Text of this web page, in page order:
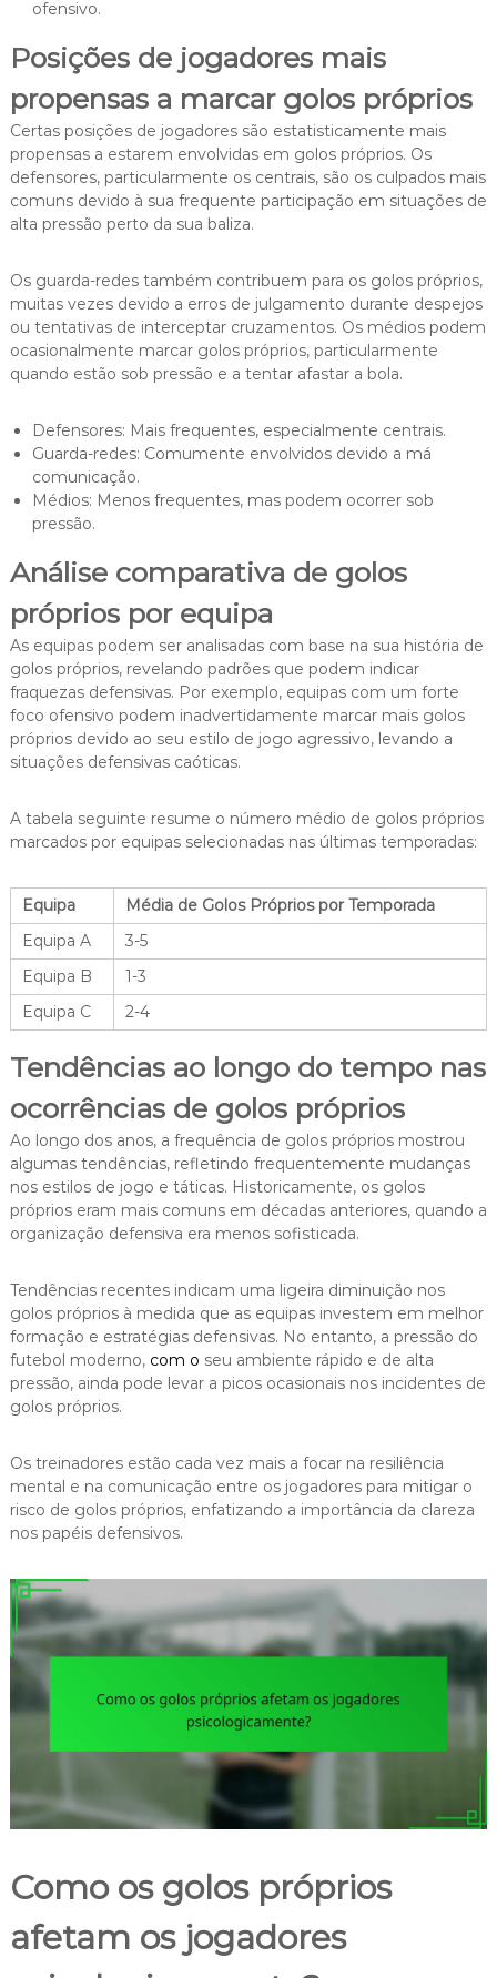
ofensivo.
Posições de jogadores mais
propensas a marcar golos próprios
Certas posições de jogadores são estatisticamente mais
propensas a estarem envolvidas em golos próprios. Os
defensores, particularmente os centrais, são os culpados mais
comuns devido à sua frequente participação em situações de
alta pressão perto da sua baliza.
Os guarda-redes também contribuem para os golos próprios,
muitas vezes devido a erros de julgamento durante despejos
ou tentativas de interceptar cruzamentos. Os médios podem
ocasionalmente marcar golos próprios, particularmente
quando estão sob pressão e a tentar afastar a bola.
Defensores: Mais frequentes, especialmente centrais.
Guarda-redes: Comumente envolvidos devido a má
comunicação.
Médios: Menos frequentes, mas podem ocorrer sob
pressão.
Análise comparativa de golos
próprios por equipa
As equipas podem ser analisadas com base na sua história de
golos próprios, revelando padrões que podem indicar
fraquezas defensivas. Por exemplo, equipas com um forte
foco ofensivo podem inadvertidamente marcar mais golos
próprios devido ao seu estilo de jogo agressivo, levando a
situações defensivas caóticas.
A tabela seguinte resume o número médio de golos próprios
marcados por equipas selecionadas nas últimas temporadas:
Equipa
Média de Golos Próprios por Temporada
Equipa A
3-5
Equipa B
1-3
Equipa C
2-4
Tendências ao longo do tempo nas
ocorrências de golos próprios
Ao longo dos anos, a frequência de golos próprios mostrou
algumas tendências, refletindo frequentemente mudanças
nos estilos de jogo e táticas. Historicamente, os golos
próprios eram mais comuns em décadas anteriores, quando a
organização defensiva era menos sofisticada.
Tendências recentes indicam uma ligeira diminuição nos
golos próprios à medida que as equipas investem em melhor
formação e estratégias defensivas. No entanto, a pressão do
futebol moderno, com o seu ambiente rápido e de alta
pressão, ainda pode levar a picos ocasionais nos incidentes de
golos próprios.
Os treinadores estão cada vez mais a focar na resiliência
mental e na comunicação entre os jogadores para mitigar o
risco de golos próprios, enfatizando a importância da clareza
nos papéis defensivos.
Como os golos próprios
afetam os jogadores